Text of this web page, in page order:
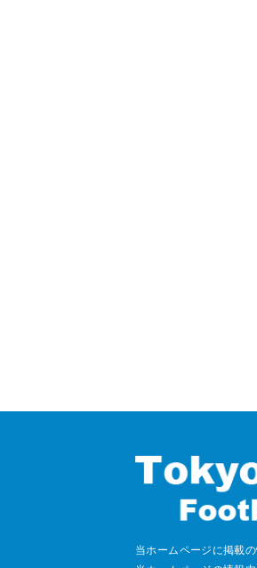
当ホームページに掲載